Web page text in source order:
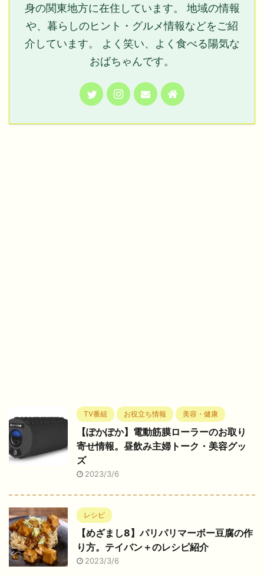
身の関東地方に在住しています。 地域の情報
や、暮らしのヒント・グルメ情報などをご紹
介しています。 よく笑い、よく食べる陽気な
おばちゃんです。
TV番組 お役立ち情報 美容・健康
【ぽかぽか】電動筋膜ローラーのお取り
寄せ情報。昼飲み主婦トーク・美容グッ
ズ
2023/3/6
レシピ
【めざまし8】パリパリマーボー豆腐の作
り方。テイバン＋のレシピ紹介
2023/3/6